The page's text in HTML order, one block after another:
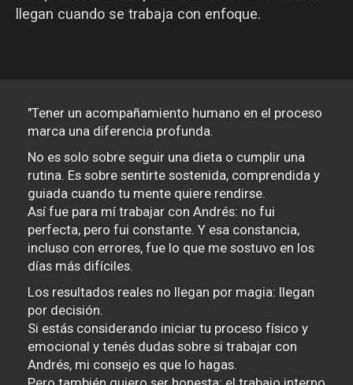
llegan cuando se trabaja con enfoque.
"Tener un acompañamiento humano en el proceso
marca una diferencia profunda.
No es solo sobre seguir una dieta o cumplir una
rutina. Es sobre sentirte sostenida, comprendida y
guiada cuando tu mente quiere rendirse.
Así fue para mí trabajar con Andrés: no fui
perfecta, pero fui constante. Y esa constancia,
incluso con errores, fue lo que me sostuvo en los
días más difíciles.
Los resultados reales no llegan por magia: llegan
por decisión.
Si estás considerando iniciar tu proceso físico y
emocional y tenés dudas sobre si trabajar con
Andrés, mi consejo es que lo hagas.